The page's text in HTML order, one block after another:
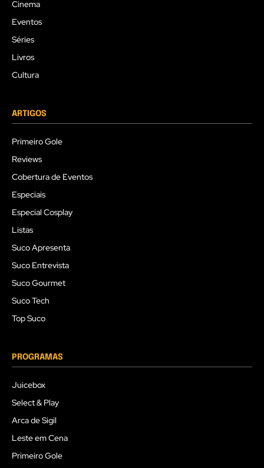
Cinema
Eventos
Séries
Livros
Cultura
ARTIGOS
Primeiro Gole
Reviews
Cobertura de Eventos
Especiais
Especial Cosplay
Listas
Suco Apresenta
Suco Entrevista
Suco Gourmet
Suco Tech
Top Suco
PROGRAMAS
Juicebox
Select & Play
Arca de Sigil
Leste em Cena
Primeiro Gole